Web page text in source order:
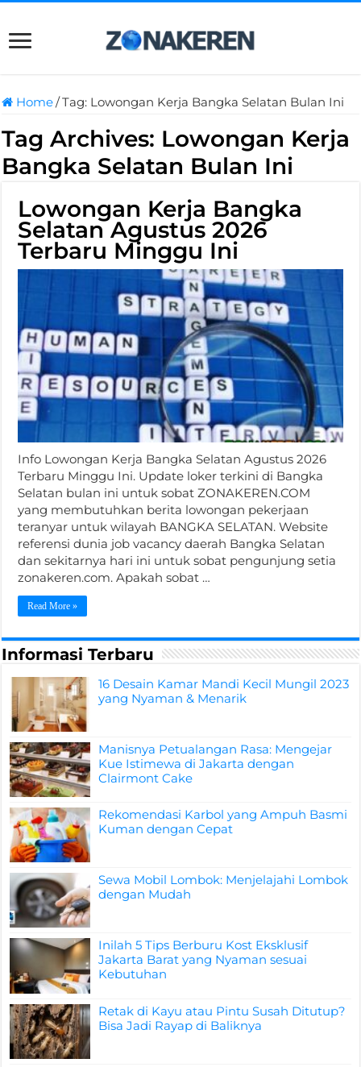
Home/Tag: Lowongan Kerja Bangka Selatan Bulan Ini
Tag Archives: Lowongan Kerja
Bangka Selatan Bulan Ini
Lowongan Kerja Bangka
Selatan Agustus 2026
Terbaru Minggu Ini
Info Lowongan Kerja Bangka Selatan Agustus 2026
Terbaru Minggu Ini. Update loker terkini di Bangka
Selatan bulan ini untuk sobat ZONAKEREN.COM
yang membutuhkan berita lowongan pekerjaan
teranyar untuk wilayah BANGKA SELATAN. Website
referensi dunia job vacancy daerah Bangka Selatan
dan sekitarnya hari ini untuk sobat pengunjung setia
zonakeren.com. Apakah sobat …
Read More »
Informasi Terbaru
16 Desain Kamar Mandi Kecil Mungil 2023
yang Nyaman & Menarik
Manisnya Petualangan Rasa: Mengejar
Kue Istimewa di Jakarta dengan
Clairmont Cake
Rekomendasi Karbol yang Ampuh Basmi
Kuman dengan Cepat
Sewa Mobil Lombok: Menjelajahi Lombok
dengan Mudah
Inilah 5 Tips Berburu Kost Eksklusif
Jakarta Barat yang Nyaman sesuai
Kebutuhan
Retak di Kayu atau Pintu Susah Ditutup?
Bisa Jadi Rayap di Baliknya